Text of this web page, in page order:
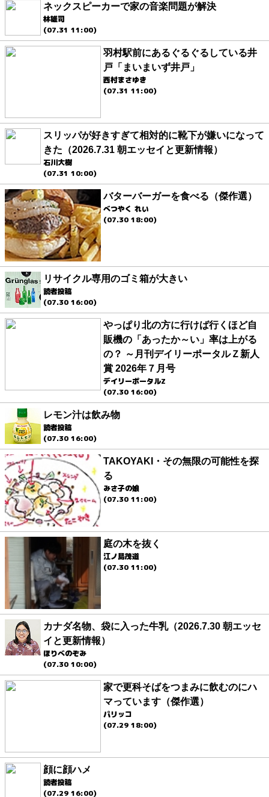
ネックスピーカーで家の音楽問題が解決
林雄司
(07.31 11:00)
羽村駅前にあるぐるぐるしている井
戸「まいまいず井戸」
西村まさゆき
(07.31 11:00)
スリッパが好きすぎて相対的に靴下が嫌いになって
きた（2026.7.31 朝エッセイと更新情報）
石川大樹
(07.31 10:00)
バターバーガーを食べる（傑作選）
べつやく れい
(07.30 18:00)
リサイクル専用のゴミ箱が大きい
読者投稿
(07.30 16:00)
やっぱり北の方に行けば行くほど自
販機の「あったか～い」率は上がる
の？ ～月刊デイリーポータルＺ新人
賞 2026年７月号
デイリーポータルZ
(07.30 16:00)
レモン汁は飲み物
読者投稿
(07.30 16:00)
TAKOYAKI・その無限の可能性を探
る
みさ子の娘
(07.30 11:00)
庭の木を抜く
江ノ島茂道
(07.30 11:00)
カナダ名物、袋に入った牛乳（2026.7.30 朝エッセ
イと更新情報）
ほりべのぞみ
(07.30 10:00)
家で更科そばをつまみに飲むのにハ
マっています（傑作選）
パリッコ
(07.29 18:00)
顔に顔ハメ
読者投稿
(07.29 16:00)